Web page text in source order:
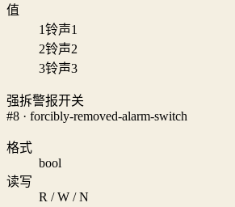
值
1铃声1
2铃声2
3铃声3
强拆警报开关
#8 · forcibly-removed-alarm-switch
格式
bool
读写
R / W / N